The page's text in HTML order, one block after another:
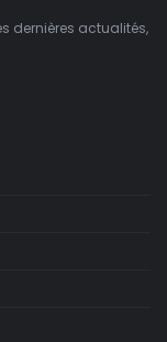
dernières actualités,